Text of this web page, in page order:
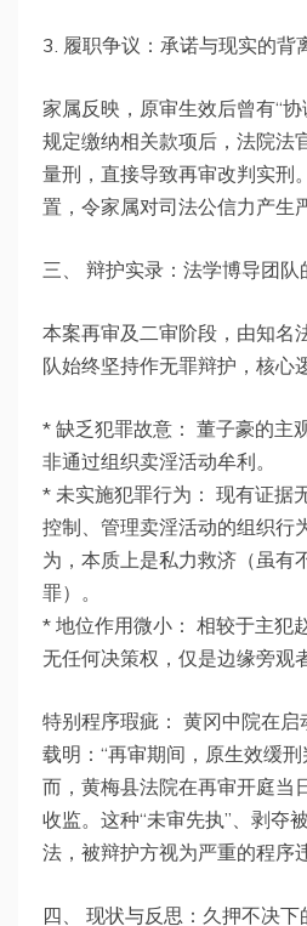
3. 履职争议：承诺与现实的背
家属反映，原审生效后曾有“
规定缴纳相关款项后，法院法
量刑，直接导致再审改判实刑
置，令家属对司法公信力产生
三、 辩护实录：法学博导团队
本案再审及二审阶段，由知名
队始终坚持作无罪辩护，核心
* 缺乏犯罪故意： 董子豪的主
非通过组织卖淫活动牟利。
* 未实施犯罪行为： 现有证据
控制、管理卖淫活动的组织行
为，本质上是私力救济（虽有
罪）。
* 地位作用微小： 相较于主犯
无任何决策权，仅是边缘旁观
特别程序瑕疵： 黄冈中院在
载明：“再审期间，原生效缓
而，黄梅县法院在再审开庭当
收监。这种“未审先执”、剥夺
法，被辩护方视为严重的程序
四、 现状与反思：久押不决下